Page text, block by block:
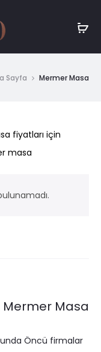
Sayfa Mermer Masa
fiyatları için
masa
Mermer Masa
Öncü firmalar